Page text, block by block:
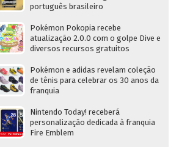
português brasileiro
Pokémon Pokopia recebe
atualização 2.0.0 com o golpe Dive e
diversos recursos gratuitos
Pokémon e adidas revelam coleção
de tênis para celebrar os 30 anos da
franquia
Nintendo Today! receberá
personalização dedicada à franquia
Fire Emblem